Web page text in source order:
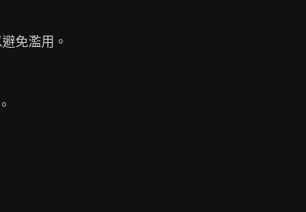
免濫用。